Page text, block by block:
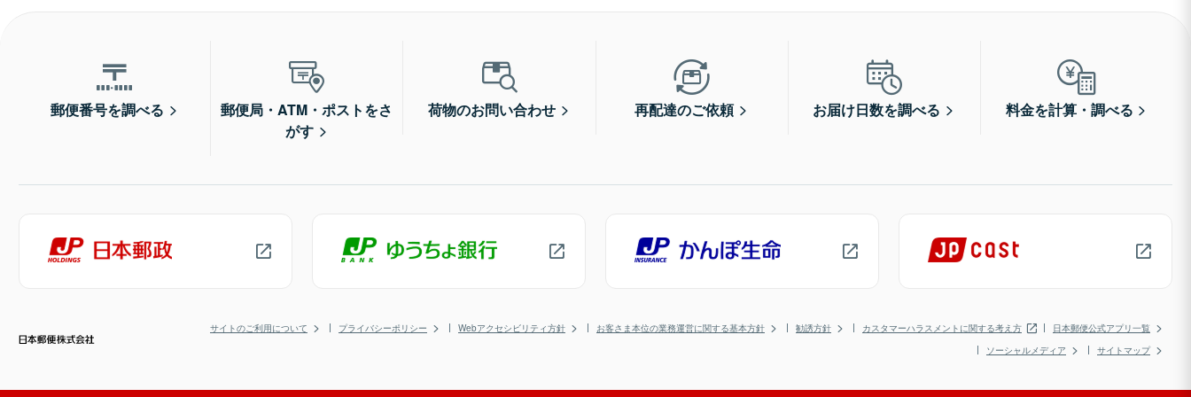
郵便番号を調べる
郵便局・ATM・ポストをさ
がす
荷物のお問い合わせ 再配達のご依頼 お届け日数を調べる 料金を計算・調べる
サイトのご利用について プライバシーポリシー Webアクセシビリティ方針 お客さま本位の業務運営に関する基本方針 勧誘方針 カスタマーハラスメントに関する考え方
日本郵便公式アプリ一覧
ソーシャルメディア
サイトマップ